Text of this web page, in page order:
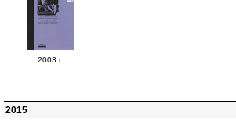
2003 г.
2015